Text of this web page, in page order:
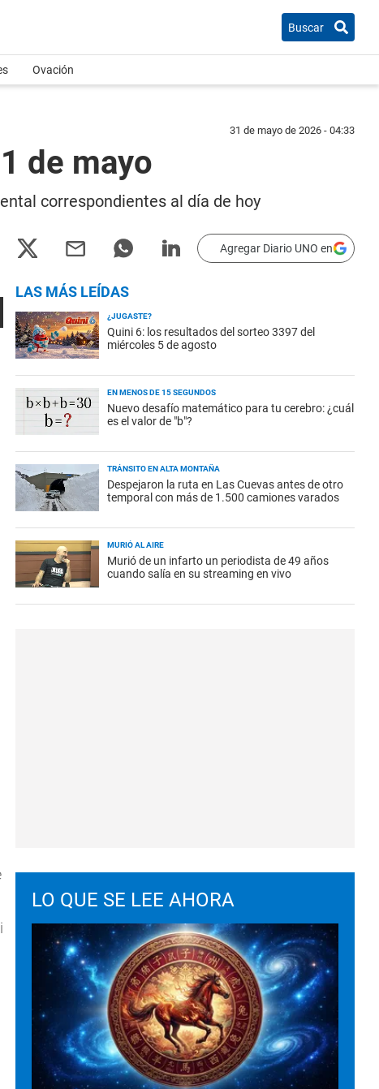
Buscar
Ovación
31 de mayo de 2026 - 04:33
de mayo
correspondientes al día de hoy
Agregar Diario UNO en
LAS MÁS LEÍDAS
¿JUGASTE?
Quini 6: los resultados del sorteo 3397 del
miércoles 5 de agosto
EN MENOS DE 15 SEGUNDOS
Nuevo desafío matemático para tu cerebro: ¿cuál
es el valor de "b"?
TRÁNSITO EN ALTA MONTAÑA
Despejaron la ruta en Las Cuevas antes de otro
temporal con más de 1.500 camiones varados
MURIÓ AL AIRE
Murió de un infarto un periodista de 49 años
cuando salía en su streaming en vivo
LO QUE SE LEE AHORA